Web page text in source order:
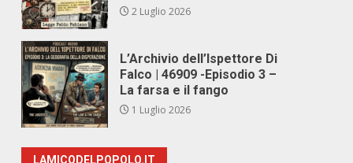
2 Luglio 2026
L’Archivio dell’Ispettore Di
Falco | 46909 -Episodio 3 –
La farsa e il fango
1 Luglio 2026
LAMICODELPOPOLO.IT